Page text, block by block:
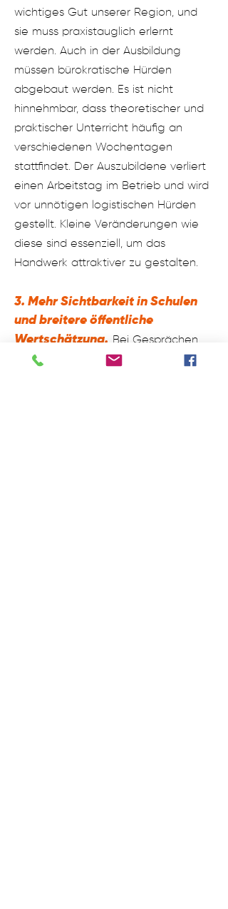
wichtiges Gut unserer Region, und
sie muss praxistauglich erlernt
werden. Auch in der Ausbildung
müssen bürokratische Hürden
abgebaut werden. Es ist nicht
hinnehmbar, dass theoretischer und
praktischer Unterricht häufig an
verschiedenen Wochentagen
stattfindet. Der Auszubildene verliert
einen Arbeitstag im Betrieb und wird
vor unnötigen logistischen Hürden
gestellt. Kleine Veränderungen wie
diese sind essenziell, um das
Handwerk attraktiver zu gestalten.
3. Mehr Sichtbarkeit in Schulen
und breitere öffentliche
Wertschätzung. Bei Gesprächen
mit Handwerkern, Bäckern, Metzgern